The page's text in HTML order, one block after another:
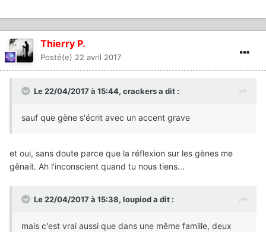
Thierry P.
Posté(e) 22 avril 2017
Le 22/04/2017 à 15:44, crackersa dit :
sauf que gène s'écrit avec un accent grave
et oui, sans doute parce que la réflexion sur les gènes me
gênait. Ah l'inconscient quand tu nous tiens...
Le 22/04/2017 à 15:38, loupioda dit :
mais c'est vrai aussi que dans une même famille, deux